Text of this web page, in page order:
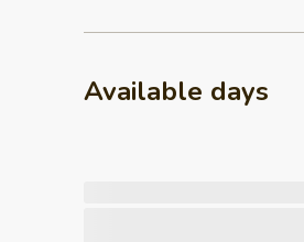
Available days